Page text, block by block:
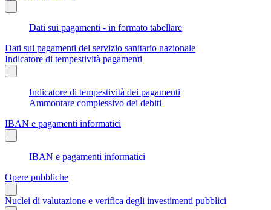
Dati sui pagamenti - in formato tabellare
Dati sui pagamenti del servizio sanitario nazionale
Indicatore di tempestività pagamenti
Indicatore di tempestività dei pagamenti
Ammontare complessivo dei debiti
IBAN e pagamenti informatici
IBAN e pagamenti informatici
Opere pubbliche
Nuclei di valutazione e verifica degli investimenti pubblici